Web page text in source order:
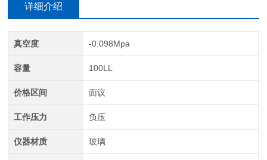
详细介绍
真空度 -0.098Mpa
容量 100LL
价格区间 面议
工作压力 负压
仪器材质 玻璃